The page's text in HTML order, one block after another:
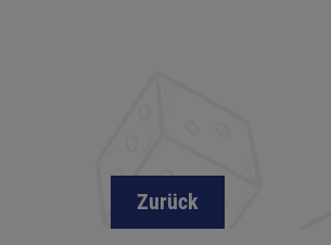
Zurück